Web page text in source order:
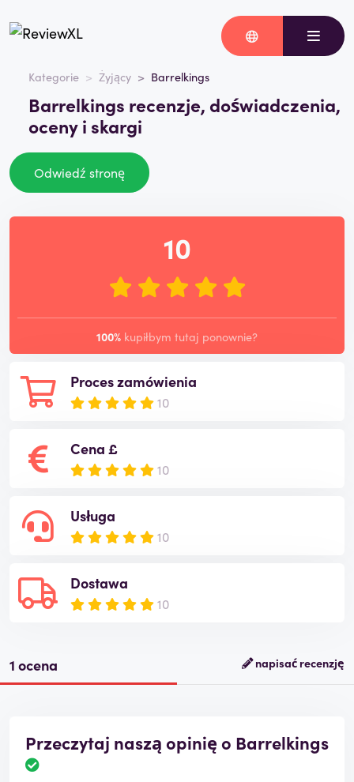
Kategorie Żyjący Barrelkings
Barrelkings recenzje, doświadczenia,
oceny i skargi
Odwiedź stronę
Proces zamówienia
10
Cena £
10
Usługa
10
Dostawa
10
10
100% kupiłbym tutaj ponownie?
1 ocena napisać recenzję
Przeczytaj naszą opinię o Barrelkings
O